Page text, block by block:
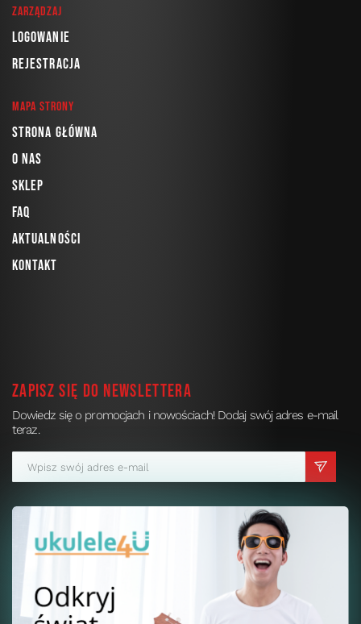
Zarządzaj
Logowanie
Rejestracja
Mapa strony
Strona główna
O nas
Sklep
FAQ
Aktualności
Kontakt
Zapisz się do newslettera
Dowiedz się o promocjach i nowościach! Dodaj swój adres e-mail
teraz.